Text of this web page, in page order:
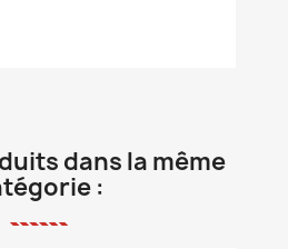
dans la même
: